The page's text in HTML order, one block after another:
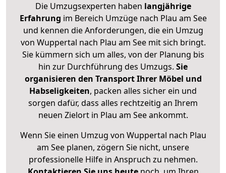
Die Umzugsexperten haben langjährige
Erfahrung im Bereich Umzüge nach Plau am See
und kennen die Anforderungen, die ein Umzug
von Wuppertal nach Plau am See mit sich bringt.
Sie kümmern sich um alles, von der Planung bis
hin zur Durchführung des Umzugs. Sie
organisieren den Transport Ihrer Möbel und
Habseligkeiten, packen alles sicher ein und
sorgen dafür, dass alles rechtzeitig an Ihrem
neuen Zielort in Plau am See ankommt.
Wenn Sie einen Umzug von Wuppertal nach Plau
am See planen, zögern Sie nicht, unsere
professionelle Hilfe in Anspruch zu nehmen.